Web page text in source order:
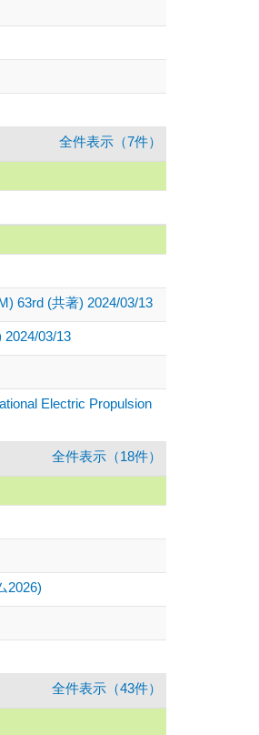
全件表示（7件）
63rd (共著) 2024/03/13
03/13
Electric Propulsion
全件表示（18件）
2026)
全件表示（43件）